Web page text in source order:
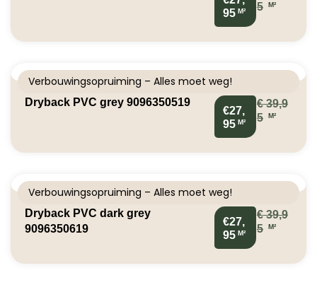
95 M²
5
M²
Verbouwingsopruiming – Alles moet weg!
Dryback PVC grey 9096350519
€27,
95 M²
€39,9
5
M²
Verbouwingsopruiming – Alles moet weg!
Dryback PVC dark grey
9096350619
€27,
95 M²
€39,9
5
M²